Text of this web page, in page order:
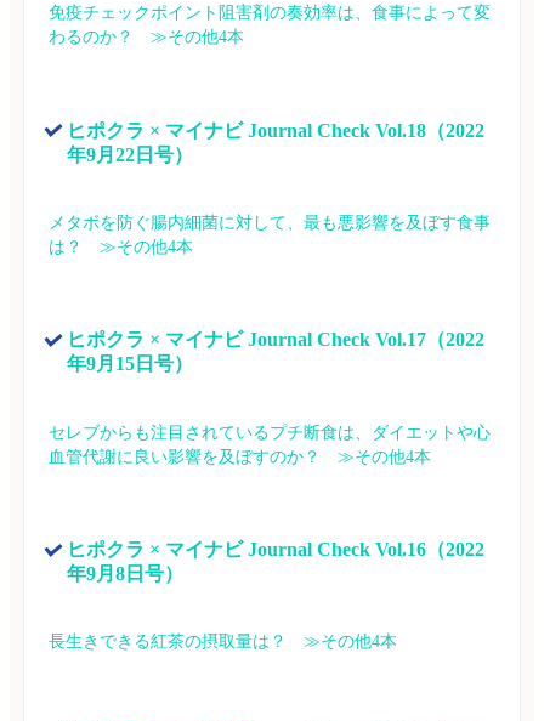
免疫チェックポイント阻害剤の奏効率は、食事によって変
わるのか？　≫その他4本
ヒポクラ × マイナビ Journal Check Vol.18（2022
年9月22日号）
メタボを防ぐ腸内細菌に対して、最も悪影響を及ぼす食事
は？　≫その他4本
ヒポクラ × マイナビ Journal Check Vol.17（2022
年9月15日号）
セレブからも注目されているプチ断食は、ダイエットや心
血管代謝に良い影響を及ぼすのか？　≫その他4本
ヒポクラ × マイナビ Journal Check Vol.16（2022
年9月8日号）
長生きできる紅茶の摂取量は？　≫その他4本